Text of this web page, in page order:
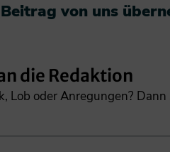
von uns
die Redaktion
Lob oder Anregungen?